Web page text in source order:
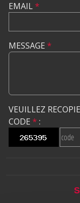
EMAIL*
MESSAGE *
VEUILLEZ
CODE * :